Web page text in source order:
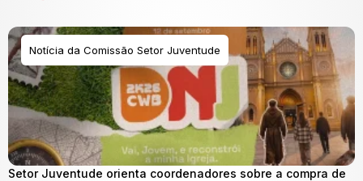
Notícia da Comissão Setor Juventude
Setor Juventude orienta coordenadores sobre a compra de